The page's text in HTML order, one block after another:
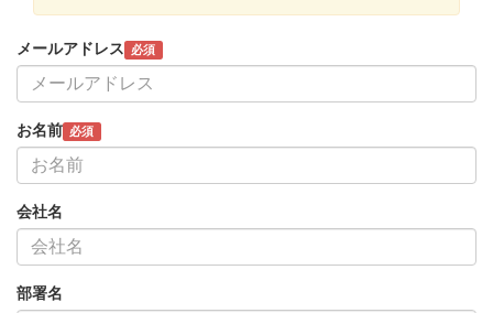
メールアドレス 必須
お名前 必須
会社名
部署名